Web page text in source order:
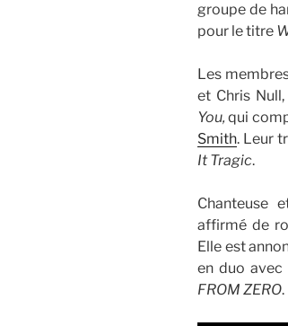
groupe de
pour le titre
Les
et Chris
You,qui
Smith. Leur
It Tragic.
Chanteuse
affirmé de
Elle est
en duo avec
FROM ZERO.